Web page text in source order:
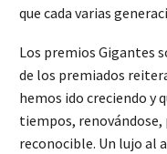
que cada varias
Los premios Gigantes
de los premiados
hemos ido creciendo y
tiempos,
reconocible. Un lujo al